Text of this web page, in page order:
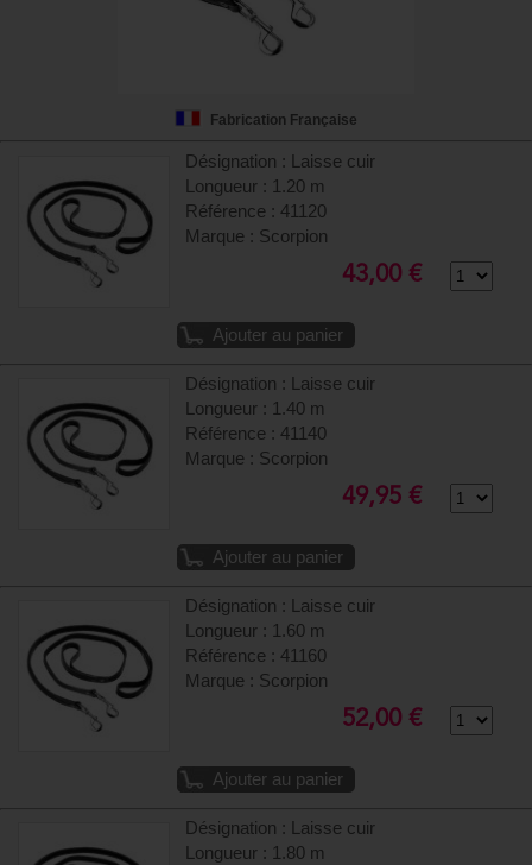
Fabrication Française
Désignation : Laisse cuir
Longueur : 1.20 m
Référence : 41120
Marque : Scorpion
43,00 €
Ajouter au panier
Désignation : Laisse cuir
Longueur : 1.40 m
Référence : 41140
Marque : Scorpion
49,95 €
Ajouter au panier
Désignation : Laisse cuir
Longueur : 1.60 m
Référence : 41160
Marque : Scorpion
52,00 €
Ajouter au panier
Désignation : Laisse cuir
Longueur : 1.80 m